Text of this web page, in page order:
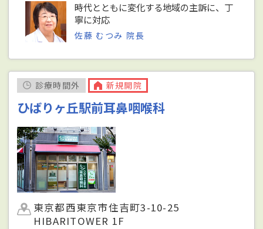
時代とともに変化する地域の主訴に、丁
寧に対応
佐藤 むつみ 院長
診療時間外 新規開院
ひばりヶ丘駅前耳鼻咽喉科
東京都西東京市住吉町3-10-25
HIBARITOWER 1F